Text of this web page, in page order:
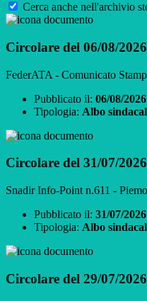
Cerca anche nell'archivio
Circolare del 06/08/2026
FederATA - Comunicato
Pubblicato il: 06/08/2026
Tipologia: Albo
Circolare del 31/07/2026
Snadir Info-Point n.611 -
Pubblicato il: 31/07/2026
Tipologia: Albo
Circolare del 29/07/2026